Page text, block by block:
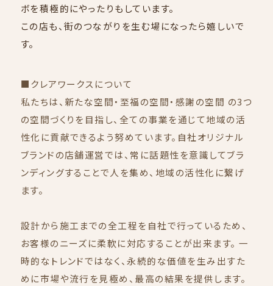
ボを積極的にやったりもしています。
この店も、街のつながりを生む場になったら嬉しいで
す。
■クレアワークスについて
私たちは、新たな空間・至福の空間・感謝の空間 の3つ
の空間づくりを目指し、全ての事業を通じて地域の活
性化に貢献できるよう努めています。自社オリジナル
ブランドの店舗運営では、常に話題性を意識してブラ
ンディングすることで人を集め、地域の活性化に繋げ
ます。
設計から施工までの全工程を自社で行っているため、
お客様のニーズに柔軟に対応することが出来ます。 一
時的なトレンドではなく、永続的な価値を生み出すた
めに市場や流行を見極め、最高の結果を提供します。